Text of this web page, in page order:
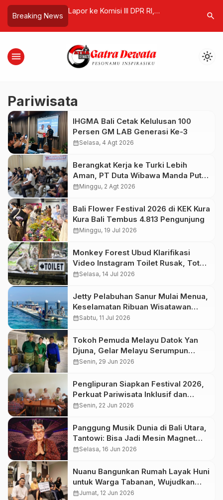
Breaking News
Asing
Dinilai
Lapor ke Komisi III DPR RI,
Perlindungan Hukum usai Toko
Disegel dan Ratusan Bal Bawang
Disita
Sanur
dan
search
menu light_mode
Pariwisata
IHGMA Bali Cetak Kelulusan 100
Persen GM LAB Generasi Ke-3
calendar_monthSelasa, 4 Agt 2026
Berangkat Kerja ke Turki Lebih
Aman, PT Duta Wibawa Manda Putra
Bali Didukung AYC Turki
calendar_monthMinggu, 2 Agt 2026
Bali Flower Festival 2026 di KEK Kura
Kura Bali Tembus 4.813 Pengunjung
calendar_monthMinggu, 19 Jul 2026
Monkey Forest Ubud Klarifikasi
Video Instagram Toilet Rusak, Total
Ada 15 Titik Toilet untuk Pengunjung
calendar_monthSelasa, 14 Jul 2026
Jetty Pelabuhan Sanur Mulai Menua,
Keselamatan Ribuan Wisatawan
Harus Jadi Prioritas
calendar_monthSabtu, 11 Jul 2026
Tokoh Pemuda Melayu Datok Yan
Djuna, Gelar Melayu Serumpun
(GEMES) 2026, Pesta Bangsa
calendar_monthSenin, 29 Jun 2026
Penglipuran Siapkan Festival 2026,
Perkuat Pariwisata Inklusif dan
Berkelanjutan
calendar_monthSenin, 22 Jun 2026
Panggung Musik Dunia di Bali Utara,
Tantowi: Bisa Jadi Mesin Magnet
Baru Pariwisata dan Ekonomi
calendar_monthSelasa, 16 Jun 2026
Nuanu Bangunkan Rumah Layak Huni
untuk Warga Tabanan, Wujudkan
Dampak Sosial Nyata bagi
calendar_monthJumat, 12 Jun 2026